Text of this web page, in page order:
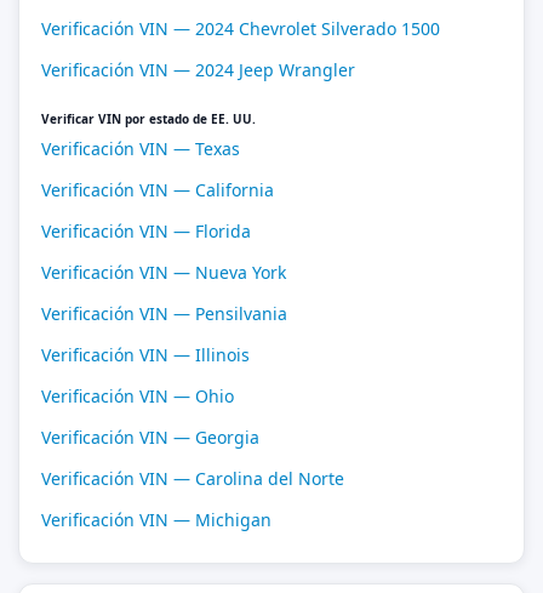
Verificación VIN — 2024 Chevrolet Silverado 1500
Verificación VIN — 2024 Jeep Wrangler
Verificar VIN por estado de EE. UU.
Verificación VIN — Texas
Verificación VIN — California
Verificación VIN — Florida
Verificación VIN — Nueva York
Verificación VIN — Pensilvania
Verificación VIN — Illinois
Verificación VIN — Ohio
Verificación VIN — Georgia
Verificación VIN — Carolina del Norte
Verificación VIN — Michigan